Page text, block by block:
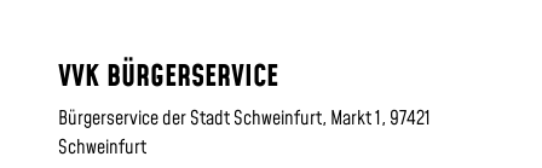
VVK BÜRGERSERVICE
Bürgerservice der Stadt Schweinfurt, Markt 1, 97421
Schweinfurt